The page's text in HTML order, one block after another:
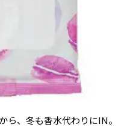
ら、冬も香水代わりにIN。